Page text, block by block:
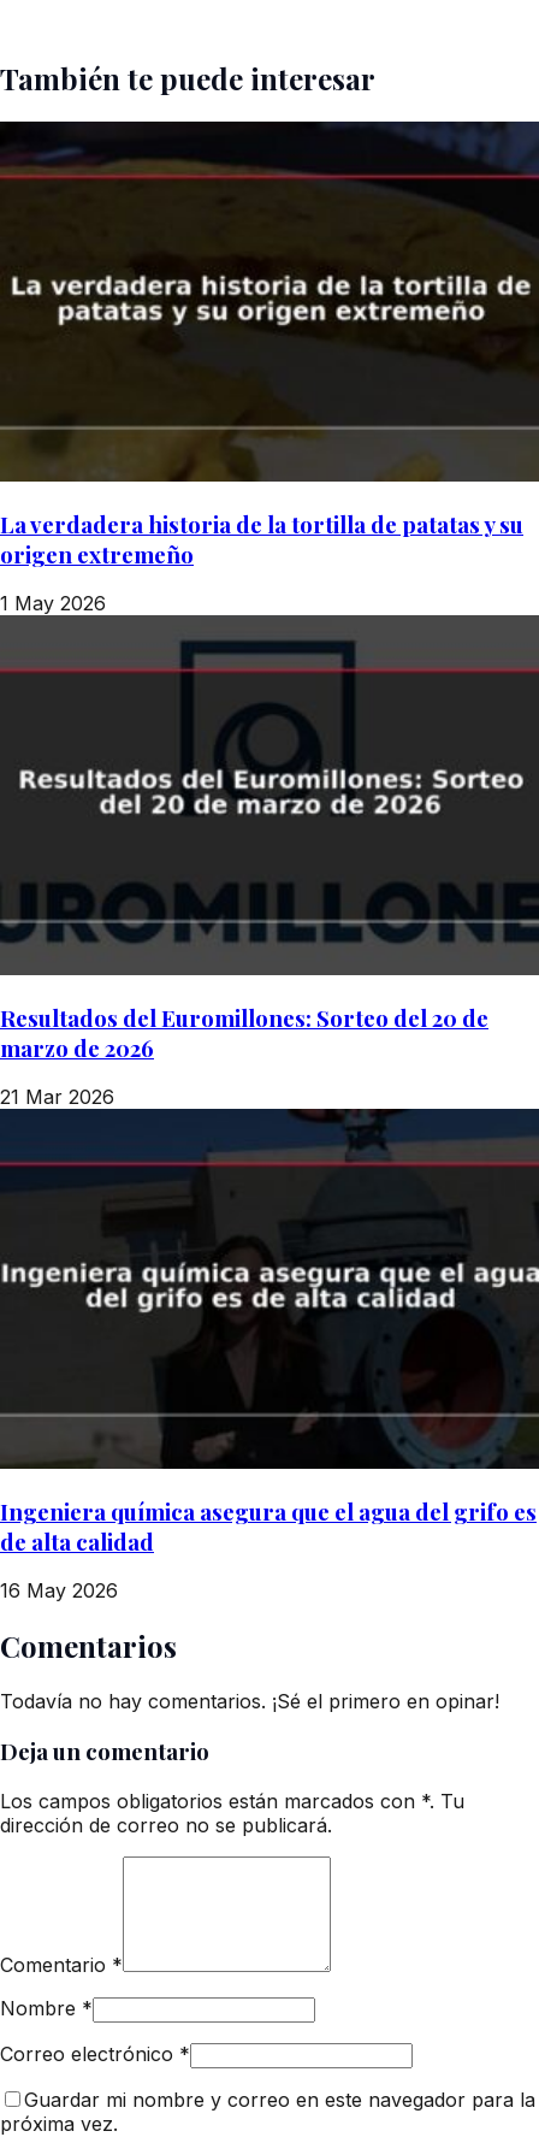
También te puede interesar
La verdadera historia de la tortilla de patatas y su
origen extremeño
1 May 2026
Resultados del Euromillones: Sorteo del 20 de
marzo de 2026
21 Mar 2026
Ingeniera química asegura que el agua del grifo es
de alta calidad
16 May 2026
Comentarios
Todavía no hay comentarios. ¡Sé el primero en opinar!
Deja un comentario
Los campos obligatorios están marcados con *. Tu
dirección de correo no se publicará.
Comentario *
Nombre *
Correo electrónico *
Guardar mi nombre y correo en este navegador para la
próxima vez.